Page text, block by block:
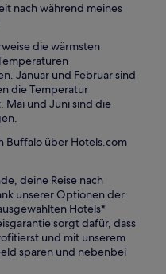
nach während meines
die wärmsten
Januar und Februar sind
die Temperatur
Mai und Juni sind die
Buffalo über Hotels.com
deine Reise nach
unserer Optionen der
Hotels*
sorgt dafür, dass
und mit unserem
sparen und nebenbei